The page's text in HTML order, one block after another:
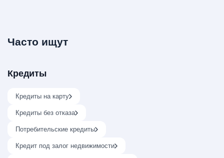
Часто ищут
Кредиты
Кредиты на карту
Кредиты без отказа
Потребительские кредиты
Кредит под залог недвижимости